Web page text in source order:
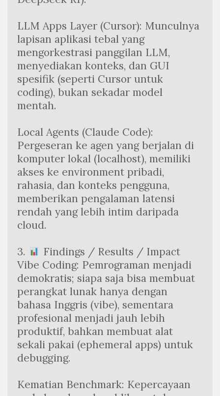
LLM Apps Layer (Cursor): Munculnya
lapisan aplikasi tebal yang
mengorkestrasi panggilan LLM,
menyediakan konteks, dan GUI
spesifik (seperti Cursor untuk
coding), bukan sekadar model
mentah.
Local Agents (Claude Code):
Pergeseran ke agen yang berjalan di
komputer lokal (localhost), memiliki
akses ke environment pribadi,
rahasia, dan konteks pengguna,
memberikan pengalaman latensi
rendah yang lebih intim daripada
cloud.
3.
Findings / Results / Impact
Vibe Coding: Pemrograman menjadi
demokratis; siapa saja bisa membuat
perangkat lunak hanya dengan
bahasa Inggris (vibe), sementara
profesional menjadi jauh lebih
produktif, bahkan membuat alat
sekali pakai (ephemeral apps) untuk
debugging.
Kematian Benchmark: Kepercayaan